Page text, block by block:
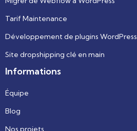
Tarif Maintenance
Développement de plugins WordPress
Site dropshipping clé en main
Informations
Équipe
Blog
Nos projets